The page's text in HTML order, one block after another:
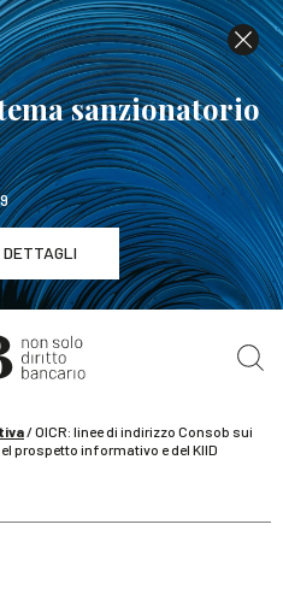
sanzionatorio
DETTAGLI
Ottobre
del TUF
/OICR: linee di indirizzo Consob sui
prospetto informativo e del KIID